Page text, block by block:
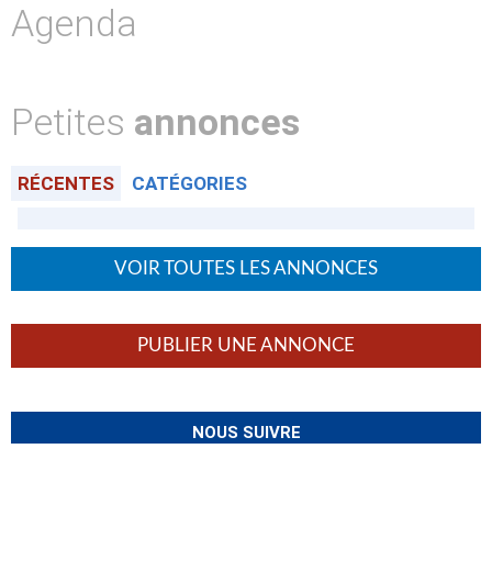
Agenda
Petites annonces
RÉCENTES CATÉGORIES
VOIR TOUTES LES ANNONCES
PUBLIER UNE ANNONCE
NOUS SUIVRE